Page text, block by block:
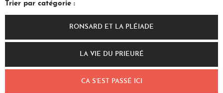
Trier par catégorie :
RONSARD ET LA PLÉIADE
LA VIE DU PRIEURÉ
CA S’EST PASSÉ ICI